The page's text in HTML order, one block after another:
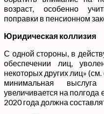
возраст, особенно
поправки в пенсионном
Юридическая коллизия
С одной стороны, в
обеспечении лиц,
некоторых других лиц»
минимальная
увеличивается на полгода
2020 года должна